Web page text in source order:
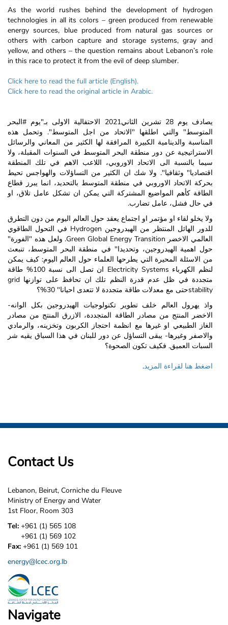
As the world rushes behind the development of hydrogen
technologies in all its colors – green produced from renewable
energy sources, blue produced from natural gas sources or
others with carbon capture and storage systems, gray and
yellow, and others – the question remains about Lebanon’s role
in this race to protect it from the evil of deep slumber.
Click here to read the full article (English).
Click here to read the original article in Arabic.
يصادف يوم 28 تشرين الثاني2021 الاحتفالية الاولى بـ"يوم #البحر
المتوسط" والتي اطلقها "الاتحاد من اجل المتوسط". وتحمل هذه
المناسبة والدينامية الكبيرة المرافقة لها الكثير من المعاني والرسائل
الاستراتيجية عن دور منطقة البحر المتوسط في السنوات المقبلة، ولا
سيما بالنسبة الى الاتحاد الاوروبي، اللاعب الاهم في تلك المنطقة
اقتصاديا" وثقافيا". ولا شك ان الكثير من التساؤلات والهواجس تحيط
بحركة الاتحاد الاوروبي في منطقة المتوسط بالتحديد، انما يبرز قطاع
الطاقة كأهم المواضيع المشتركة التي يمكن ان تشكل عامل تلاق، او
في حال فشل، عامل تضارب.
ولا يخلو لقاء او مؤتمر او اجتماع يعقد حول العالم اليوم من دون التطرق
للدور الهائل المنتظر من الهيدروجين Hydrogen في التحول الطاقوي
العالمي الاخضر Green Global Energy Transition. ولعل هذه "الفورة"
حول اهمية الهيدروجين، وتحديدا" في منطقة البحر المتوسط، تنبعث
من الاسئلة المحيرة التي يطرحها العلماء حول العالم اليوم: كيف يمكن
لنظم الكهرباء Electricity Systems ان تصل الى نسبة 100% طاقة
متجددة في ظل عدم قدرة النظم تلك ان تحافظ على توازنها grid
stabilityحتى مع معدلات طاقة متجددة لا تتعدى احيانا" 30%؟
واذ يهرول العالم خلف تطوير تكنولوجيات الهيدروجين بكل الوانه-
الاخضر المنتج من مصادر الطاقة المتجددة، الازرق المنتج من مصادر
الغاز الطبيعي او غيرها مع انظمة احتجاز الكربون وتخزينه، والرمادي
والاصفر وغيرها- يبقى التساؤل عن دور للبنان في هذا السباق يقيه شر
السبات العميق. فكيف تكون الصحوة؟
اضغط هنا لقراءة المزيد.
Contact Us
Lebanon, Beirut, Corniche du Fleuve
Ministry of Energy and Water
1st Floor, Room 303
Tel: +961 (1) 565 108
+961 (1) 569 102
Fax: +961 (1) 569 101
energy@lcec.org.lb
Navigate